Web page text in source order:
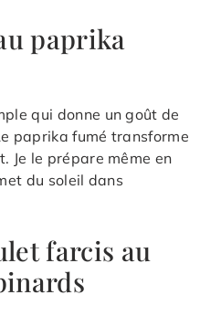
paprika
qui donne un goût de
paprika fumé transforme
Je le prépare même en
du soleil dans
farcis au